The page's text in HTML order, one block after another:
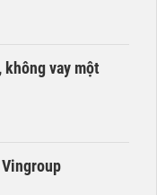
không vay một